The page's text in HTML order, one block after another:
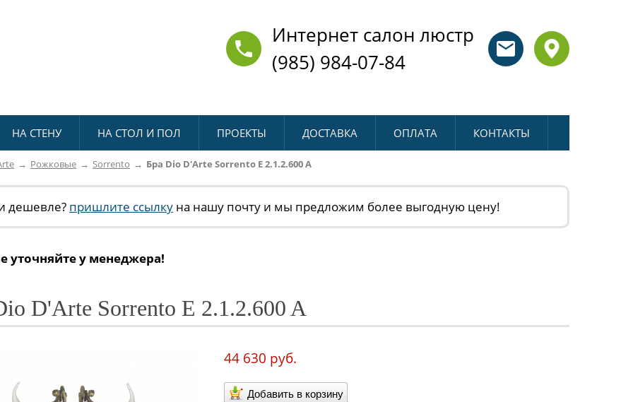
Интернет салон люстр
(985) 984-07-84
НА СТЕНУ НА СТОЛ И ПОЛ ПРОЕКТЫ ДОСТАВКА ОПЛАТА КОНТАКТЫ
Рожковые Sorrento Бра Dio D'Arte Sorrento E 2.1.2.600 A
дешевле? пришлите ссылку на нашу почту и мы предложим более выгодную цену!
уточняйте у менеджера!
D'Arte Sorrento E 2.1.2.600 A
44 630 руб.
Добавить в корзину